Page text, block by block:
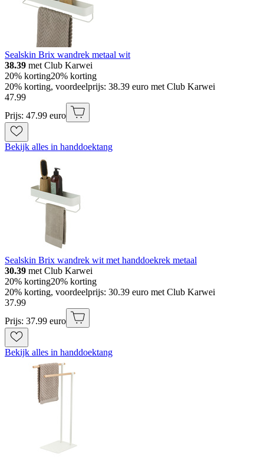
Sealskin Brix wandrek metaal wit
38.39 met Club Karwei
20% korting20% korting
20% korting, voordeelprijs: 38.39 euro met Club Karwei
47.99
Prijs: 47.99 euro
Bekijk alles in handdoektang
Sealskin Brix wandrek wit met handdoekrek metaal
30.39 met Club Karwei
20% korting20% korting
20% korting, voordeelprijs: 30.39 euro met Club Karwei
37.99
Prijs: 37.99 euro
Bekijk alles in handdoektang